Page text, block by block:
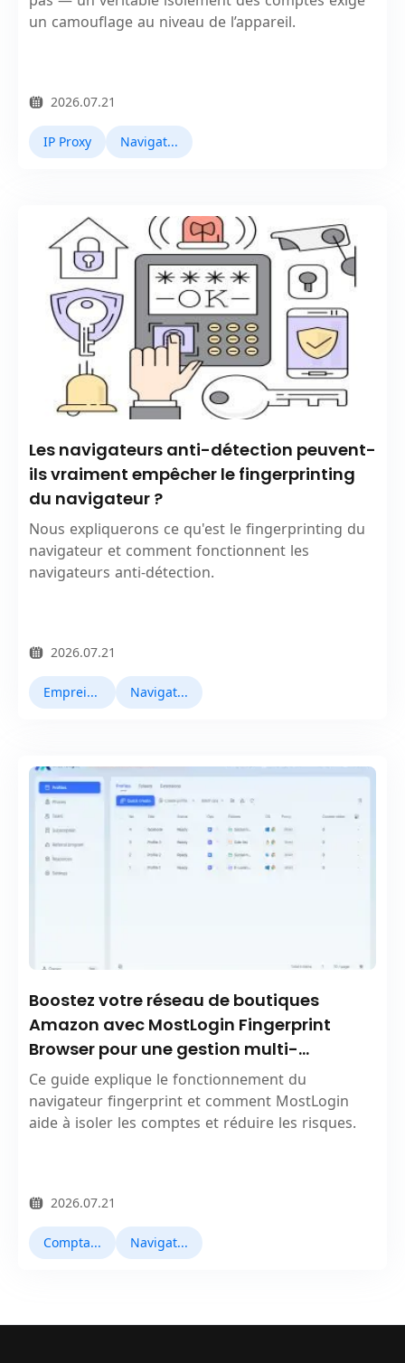
un camouflage au niveau de l’appareil.
2026.07.21
IP Proxy Navigateur anti-empreinte
Les navigateurs anti-détection peuvent-
ils vraiment empêcher le fingerprinting
du navigateur ?
Nous expliquerons ce qu'est le fingerprinting du
navigateur et comment fonctionnent les
navigateurs anti-détection.
2026.07.21
Empreinte Navigateur Navigateurs Antidetect
Boostez votre réseau de boutiques
Amazon avec MostLogin Fingerprint
Browser pour une gestion multi-
boutiques efficace et sécurisée
Ce guide explique le fonctionnement du
navigateur fingerprint et comment MostLogin
aide à isoler les comptes et réduire les risques.
2026.07.21
Comptabilité Multiple Navigateur anti-empreinte